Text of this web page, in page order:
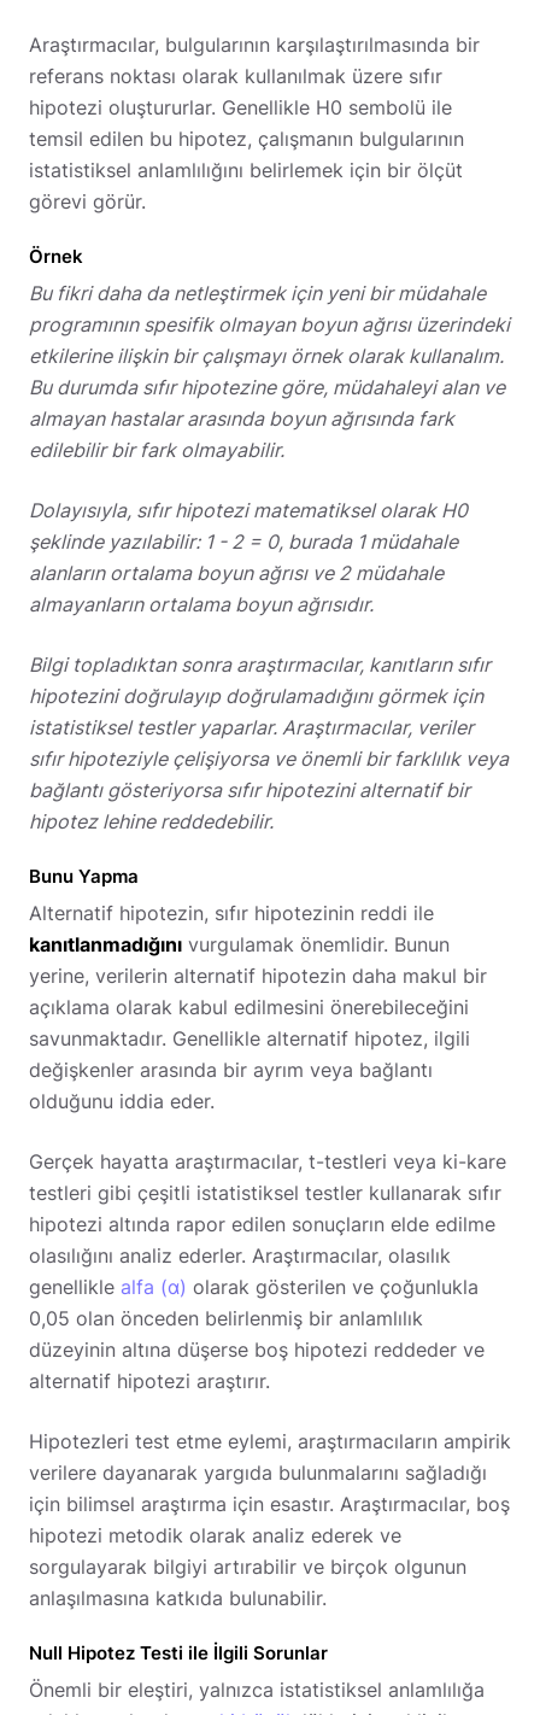
Araştırmacılar, bulgularının karşılaştırılmasında bir
referans noktası olarak kullanılmak üzere sıfır
hipotezi oluştururlar. Genellikle H0 sembolü ile
temsil edilen bu hipotez, çalışmanın bulgularının
istatistiksel anlamlılığını belirlemek için bir ölçüt
görevi görür.
Örnek
Bu fikri daha da netleştirmek için yeni bir müdahale
programının spesifik olmayan boyun ağrısı üzerindeki
etkilerine ilişkin bir çalışmayı örnek olarak kullanalım.
Bu durumda sıfır hipotezine göre, müdahaleyi alan ve
almayan hastalar arasında boyun ağrısında fark
edilebilir bir fark olmayabilir.
Dolayısıyla, sıfır hipotezi matematiksel olarak H0
şeklinde yazılabilir: 1 - 2 = 0, burada 1 müdahale
alanların ortalama boyun ağrısı ve 2 müdahale
almayanların ortalama boyun ağrısıdır.
Bilgi topladıktan sonra araştırmacılar, kanıtların sıfır
hipotezini doğrulayıp doğrulamadığını görmek için
istatistiksel testler yaparlar. Araştırmacılar, veriler
sıfır hipoteziyle çelişiyorsa ve önemli bir farklılık veya
bağlantı gösteriyorsa sıfır hipotezini alternatif bir
hipotez lehine reddedebilir.
Bunu Yapma
Alternatif hipotezin, sıfır hipotezinin reddi ile
kanıtlanmadığını vurgulamak önemlidir. Bunun
yerine, verilerin alternatif hipotezin daha makul bir
açıklama olarak kabul edilmesini önerebileceğini
savunmaktadır. Genellikle alternatif hipotez, ilgili
değişkenler arasında bir ayrım veya bağlantı
olduğunu iddia eder.
Gerçek hayatta araştırmacılar, t-testleri veya ki-kare
testleri gibi çeşitli istatistiksel testler kullanarak sıfır
hipotezi altında rapor edilen sonuçların elde edilme
olasılığını analiz ederler. Araştırmacılar, olasılık
genellikle alfa (α) olarak gösterilen ve çoğunlukla
0,05 olan önceden belirlenmiş bir anlamlılık
düzeyinin altına düşerse boş hipotezi reddeder ve
alternatif hipotezi araştırır.
Hipotezleri test etme eylemi, araştırmacıların ampirik
verilere dayanarak yargıda bulunmalarını sağladığı
için bilimsel araştırma için esastır. Araştırmacılar, boş
hipotezi metodik olarak analiz ederek ve
sorgulayarak bilgiyi artırabilir ve birçok olgunun
anlaşılmasına katkıda bulunabilir.
Null Hipotez Testi ile İlgili Sorunlar
Önemli bir eleştiri, yalnızca istatistiksel anlamlılığa